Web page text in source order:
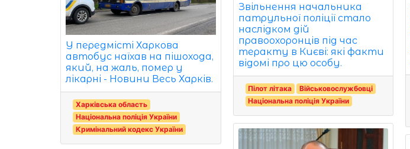
У передмісті Харкова
автобус наїхав на пішохода,
який, на жаль, помер у
лікарні - Новини Весь Харків.
Харківська область
Національна поліція України
Кримінальний кодекс України
Звільнення начальника
патрульної поліції стало
наслідком дій
правоохоронців під час
теракту в Києві: які факти
відомі про цю особу.
Пілот літака
Військовослужбовці
Національна поліція України